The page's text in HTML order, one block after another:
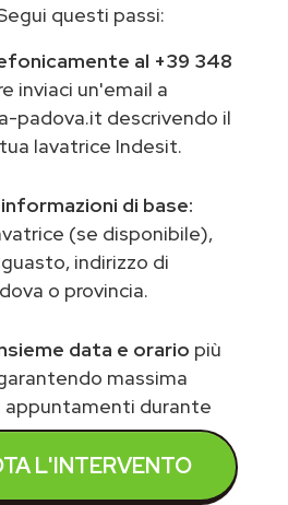
L'INTERVENTO
questi passi:
al +39 348
inviaci un'email a
padova.it descrivendo il
lavatrice Indesit.
di base:
(se disponibile),
indirizzo di
o provincia.
data e orario più
massima
durante
lavorativa e il sabato